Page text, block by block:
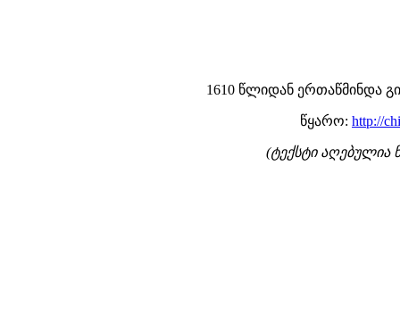
1610 წლიდან ერთაწმინდა
წყარო: http://
(ტექსტი აღებულია